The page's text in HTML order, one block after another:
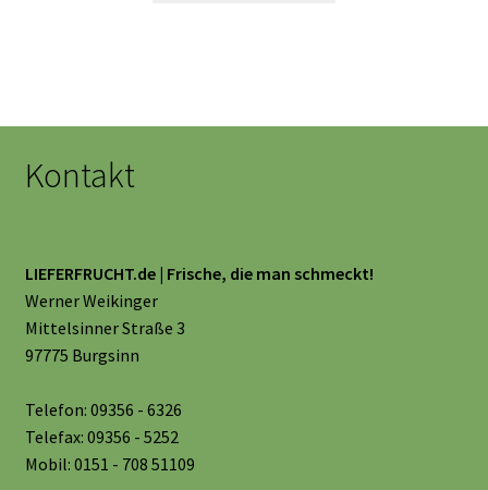
Kontakt
LIEFERFRUCHT.de | Frische, die man schmeckt!
Werner Weikinger
Mittelsinner Straße 3
97775 Burgsinn
Telefon: 09356 - 6326
Telefax: 09356 - 5252
Mobil: 0151 - 708 51109